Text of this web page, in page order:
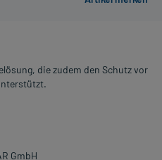
die zudem den Schutz vor
GmbH